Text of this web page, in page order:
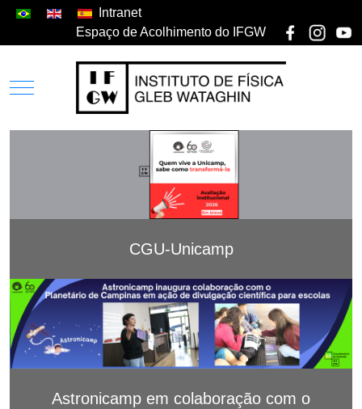
Intranet
Espaço de Acolhimento do IFGW
CGU-Unicamp
Astronicamp em colaboração com o